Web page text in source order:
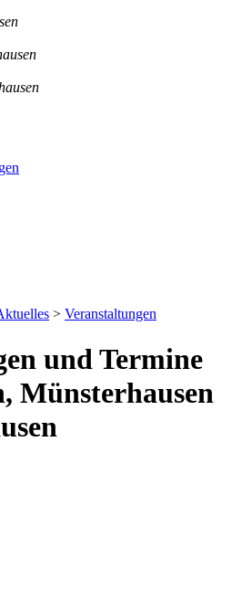
> Veranstaltungen
und Termine
Münsterhausen